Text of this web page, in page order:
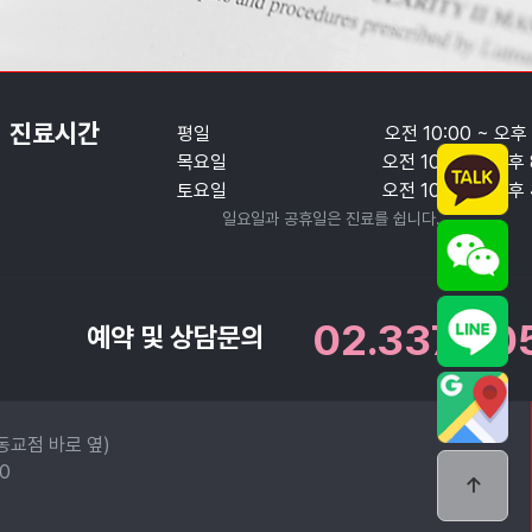
진료시간 평일
오전 10:00 ~ 오
목요일
오전 10:00 ~ 오
토요일
오전 10:00 ~ 오
일요일과 공휴일은 진료를 쉽니다.
예약 및 상담문의
교점 바로 옆)